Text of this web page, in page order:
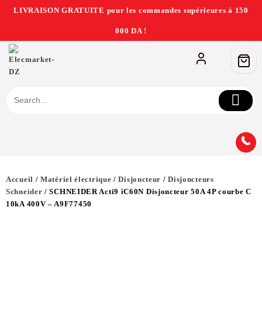
LIVRAISON GRATUITE pour les commandes supérieures à 150
000 DA !
Accueil /Matériel électrique /Disjoncteur /Disjoncteurs
Schneider / SCHNEIDER Acti9 iC60N Disjoncteur 50A 4P courbe C
10kA 400V – A9F77450